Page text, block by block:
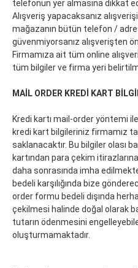
telefonun yer almasına dikkat
Alışveriş yapacaksanız
mağazanın bütün telefon /
güvenmiyorsanız alışverişten
Firmamıza ait tüm online
tüm bilgiler ve firma yeri
MAİL ORDER KREDİ KART
Kredi kartı mail-order yöntemi
kredi kart bilgileriniz firmamız
saklanacaktır. Bu bilgiler olası
kartından para çekim
daha sonrasında imha
bedeli karşılığında bize
order formu bedeli dışında
çekilmesi halinde doğal olarak
tutarın ödenmesini
oluşturmamaktadır.